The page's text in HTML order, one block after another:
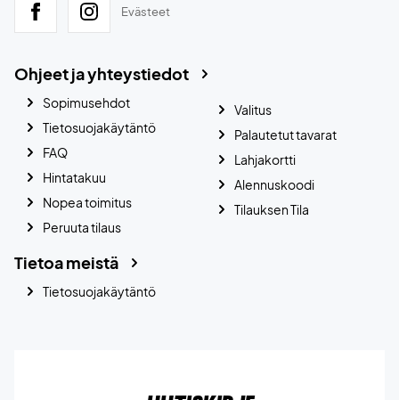
Evästeet
Ohjeet ja yhteystiedot
Sopimusehdot
Tietosuojakäytäntö
FAQ
Hintatakuu
Nopea toimitus
Peruuta tilaus
Valitus
Palautetut tavarat
Lahjakortti
Alennuskoodi
Tilauksen Tila
Tietoa meistä
Tietosuojakäytäntö